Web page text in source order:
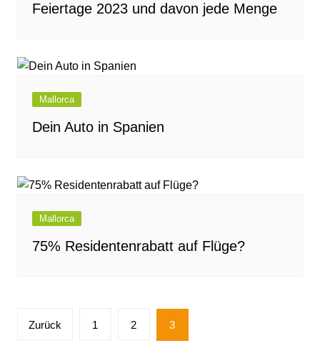
Feiertage 2023 und davon jede Menge
Mallorca
Dein Auto in Spanien
Mallorca
75% Residentenrabatt auf Flüge?
Seitennummerierung
Zurück 1 2 3